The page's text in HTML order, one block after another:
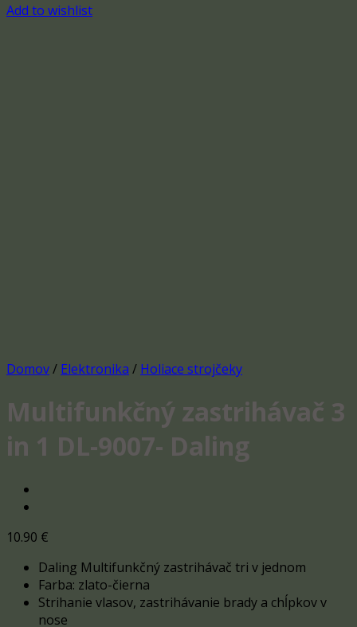
Add to wishlist
Domov/ Elektronika / Holiace strojčeky
Multifunkčný zastrihávač 3
in 1 DL-9007- Daling
10.90 €
Daling Multifunkčný zastrihávač tri v jednom
Farba: zlato-čierna
Strihanie vlasov, zastrihávanie brady a chĺpkov v
nose